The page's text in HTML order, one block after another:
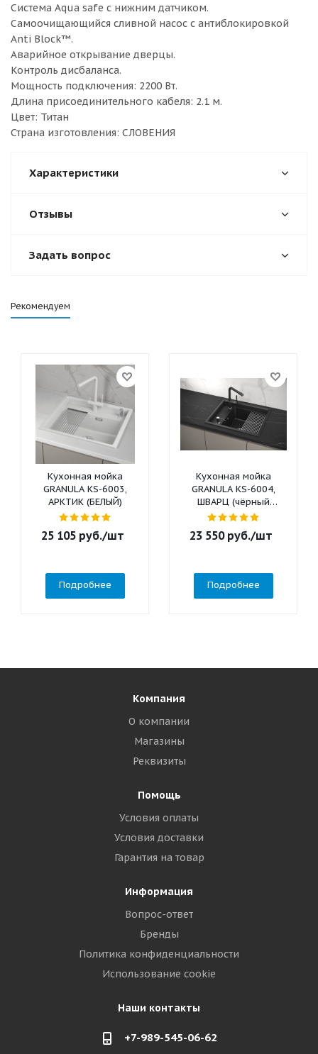
Система Aqua safe с нижним датчиком.
Самоочищающийся сливной насос с антиблокировкой
Anti Block™.
Аварийное открывание дверцы.
Контроль дисбаланса.
Мощность подключения: 2200 Вт.
Длина присоединительного кабеля: 2.1 м.
Цвет: Титан
Страна изготовления: СЛОВЕНИЯ
Характеристики
Отзывы
Задать вопрос
Рекомендуем
Кухонная мойка
GRANULA KS-6003,
АРКТИК (БЕЛЫЙ)
25 105 руб./шт
Подробнее
Кухонная мойка
GRANULA KS-6004,
ШВАРЦ (чёрный
металлик)
23 550руб./шт
Подробнее
Компания
О компании
Магазины
Реквизиты
Помощь
Условия оплаты
Условия доставки
Гарантия на товар
Информация
Вопрос-ответ
Бренды
Политика конфиденциальности
Использование cookie
Наши контакты
+7-989-545-06-62